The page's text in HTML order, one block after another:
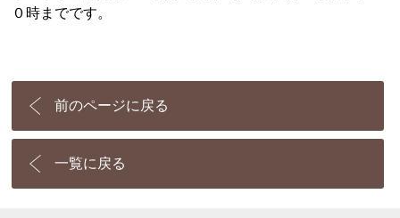
０時までです。
前のページに戻る
一覧に戻る